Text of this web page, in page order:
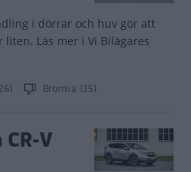
i dörrar och huv gör att
Läs mer i Vi Bilägares
Bromsa (15)
V